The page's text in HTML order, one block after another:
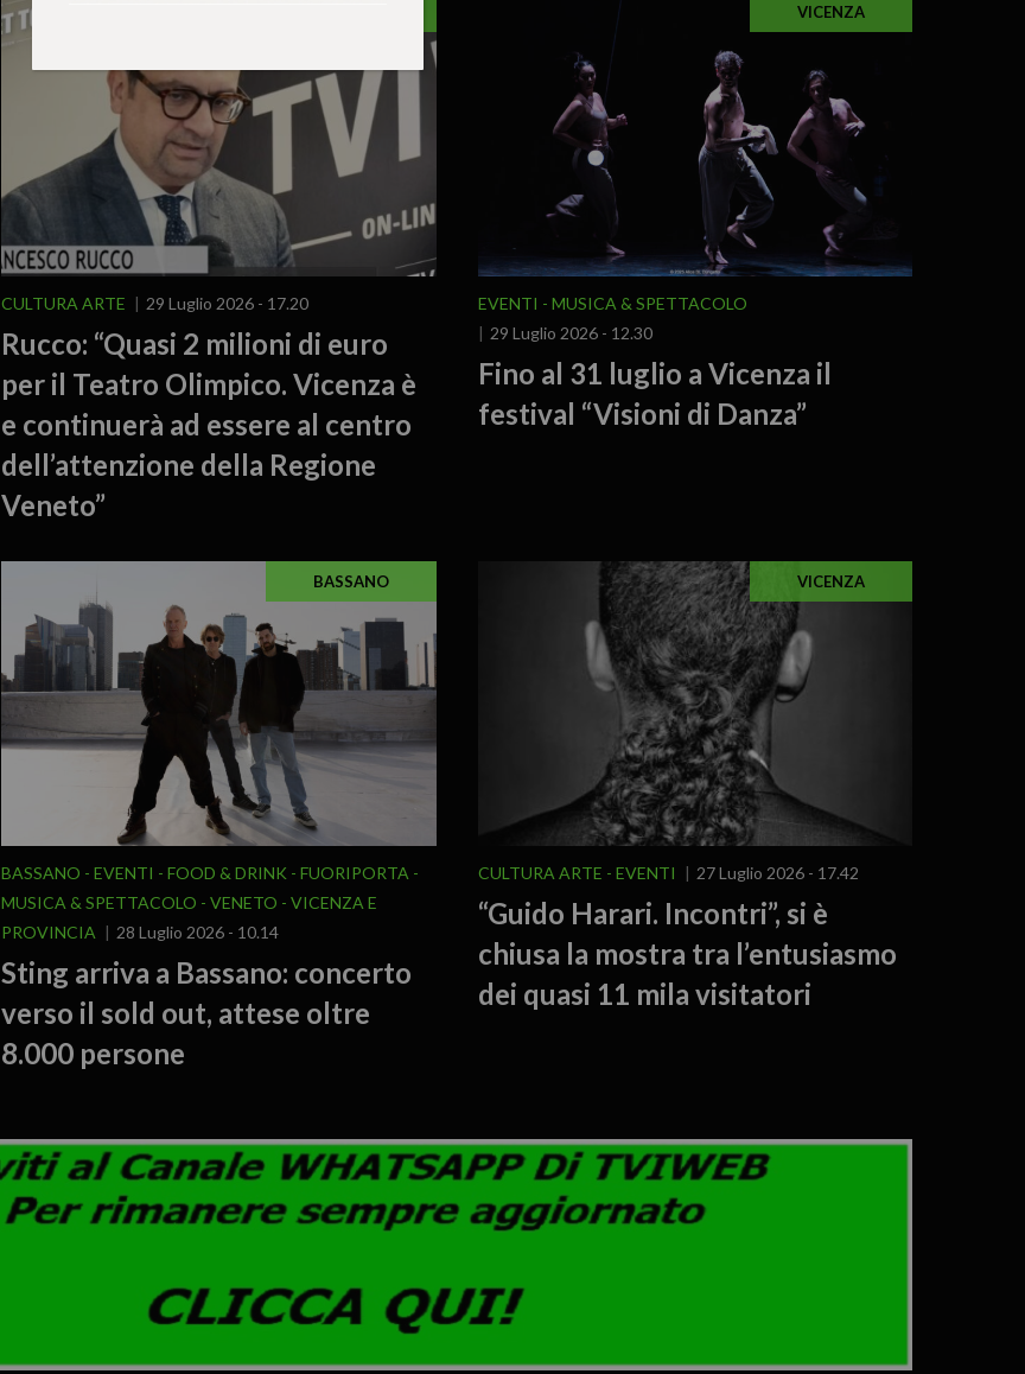
CULTURA ARTE 29 Luglio 2026 - 17.20
Rucco: “Quasi 2 milioni di euro
per il Teatro Olimpico. Vicenza è
e continuerà ad essere al centro
dell’attenzione della Regione
Veneto”
VICENZA
EVENTI
MUSICA & SPETTACOLO
29 Luglio 2026 - 12.30
Fino al 31 luglio a Vicenza il
festival “Visioni di Danza”
BASSANO
BASSANO EVENTI FOOD & DRINK
FUORIPORTA
MUSICA & SPETTACOLO
VENETO
VICENZA E
PROVINCIA
28 Luglio 2026 - 10.14
Sting arriva a Bassano: concerto
verso il sold out, attese oltre
8.000 persone
VICENZA
CULTURA ARTE EVENTI 27 Luglio 2026 - 17.42
“Guido Harari. Incontri”, si è
chiusa la mostra tra l’entusiasmo
dei quasi 11 mila visitatori